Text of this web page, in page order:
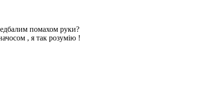
помахом руки?
, я так розумію !